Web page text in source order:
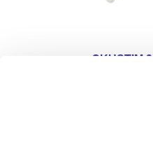
OKUSTIM